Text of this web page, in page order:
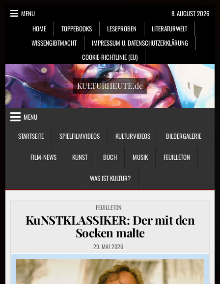
Skip
MENU
HOME
TOPPEBOOKS LESEPROBEN
LITERATURWELT
WISSENGIBTMACHT
IMPRESSUM U. DATENSCHUTZERKLÄRUNG
COOKIE-RICHTLINIE (EU)
8. AUGUST 2026
KULTURHEUTE.de
MENU
STARTSEITE
SPIELFILMVIDEOS KULTURVIDEOS BILDERGALERIE
FILM-NEWS KUNST BUCH MUSIK FEUILLETON
WAS IST KULTUR?
POSTED
IN
FEUILLETON
KuNSTKLASSIKER: Der mit den
Socken malte
29. MAI 2026